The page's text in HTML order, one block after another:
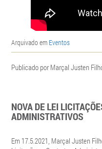
Arquivado em Eventos
Publicado por Marçal Justen
NOVA DE LEI
ADMINISTRATIVOS
Em 17.5.2021, Marçal Justen